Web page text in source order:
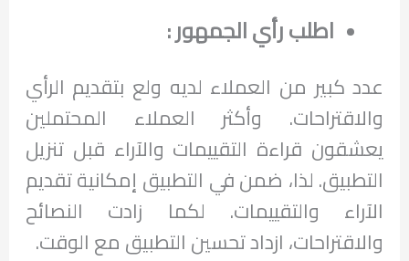
اطلب رأي الجمهور :
عدد كبير من العملاء لديه ولع بتقديم الرأي
والاقتراحات. وأكثر العملاء المحتملين
يعشقون قراءة التقييمات والآراء قبل تنزيل
التطبيق. لذا، ضمن في التطبيق إمكانية تقديم
الآراء والتقييمات. لكما زادت النصائح
والاقتراحات، ازداد تحسين التطبيق مع الوقت.